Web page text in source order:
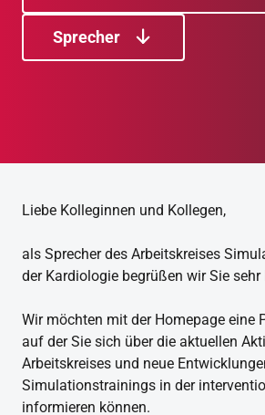
Sprecher
Liebe Kolleginnen und Kollegen,
als Sprecher des Arbeitskreises
der Kardiologie begrüßen wir Sie sehr
Wir möchten mit der Homepage eine
auf der Sie sich über die aktuellen
Arbeitskreises und neue
Simulationstrainings in der
informieren können.